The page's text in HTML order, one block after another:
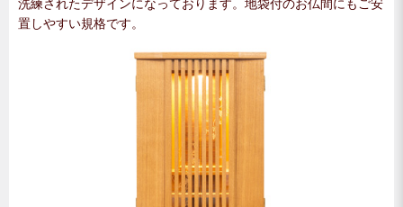
洗練されたデザインになっております。地袋付のお仏間にもご安
置しやすい規格です。